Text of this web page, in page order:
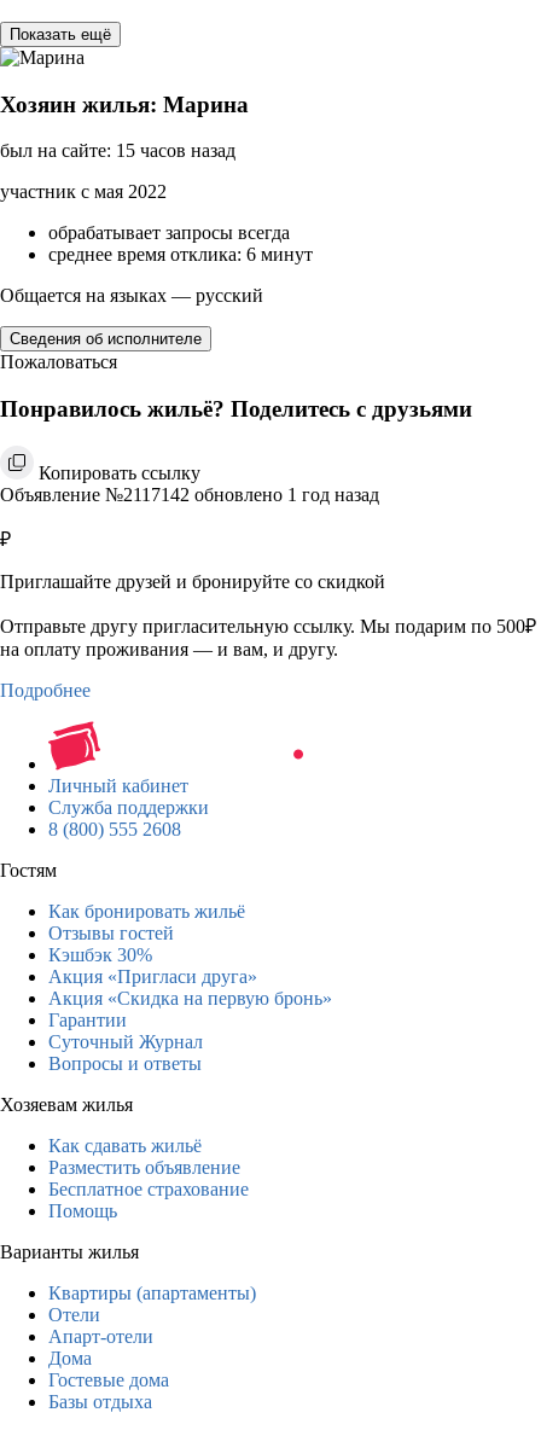
Показать ещё
Хозяин жилья: Марина
был на сайте: 15 часов назад
участник с мая 2022
обрабатывает запросы всегда
среднее время отклика: 6 минут
Общается на языках — русский
Сведения об исполнителе
Пожаловаться
Понравилось жильё? Поделитесь с друзьями
Копировать ссылку
Объявление №2117142 обновлено 1 год назад
₽
Приглашайте друзей и бронируйте со скидкой
Отправьте другу пригласительную ссылку. Мы подарим по 500₽
на оплату проживания — и вам, и другу.
Подробнее
Личный кабинет
Служба поддержки
8 (800) 555 2608
Гостям
Как бронировать жильё
Отзывы гостей
Кэшбэк 30%
Акция «Пригласи друга»
Акция «Скидка на первую бронь»
Гарантии
Суточный Журнал
Вопросы и ответы
Хозяевам жилья
Как сдавать жильё
Разместить объявление
Бесплатное страхование
Помощь
Варианты жилья
Квартиры (апартаменты)
Отели
Апарт-отели
Дома
Гостевые дома
Базы отдыха